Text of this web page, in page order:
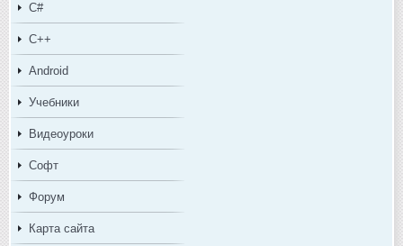
C#
C++
Android
Учебники
Видеоуроки
Софт
Форум
Карта сайта